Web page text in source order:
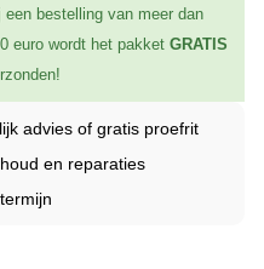
een bestelling van meer dan
euro wordt het pakket GRATIS
advies of gratis proefrit
en reparaties